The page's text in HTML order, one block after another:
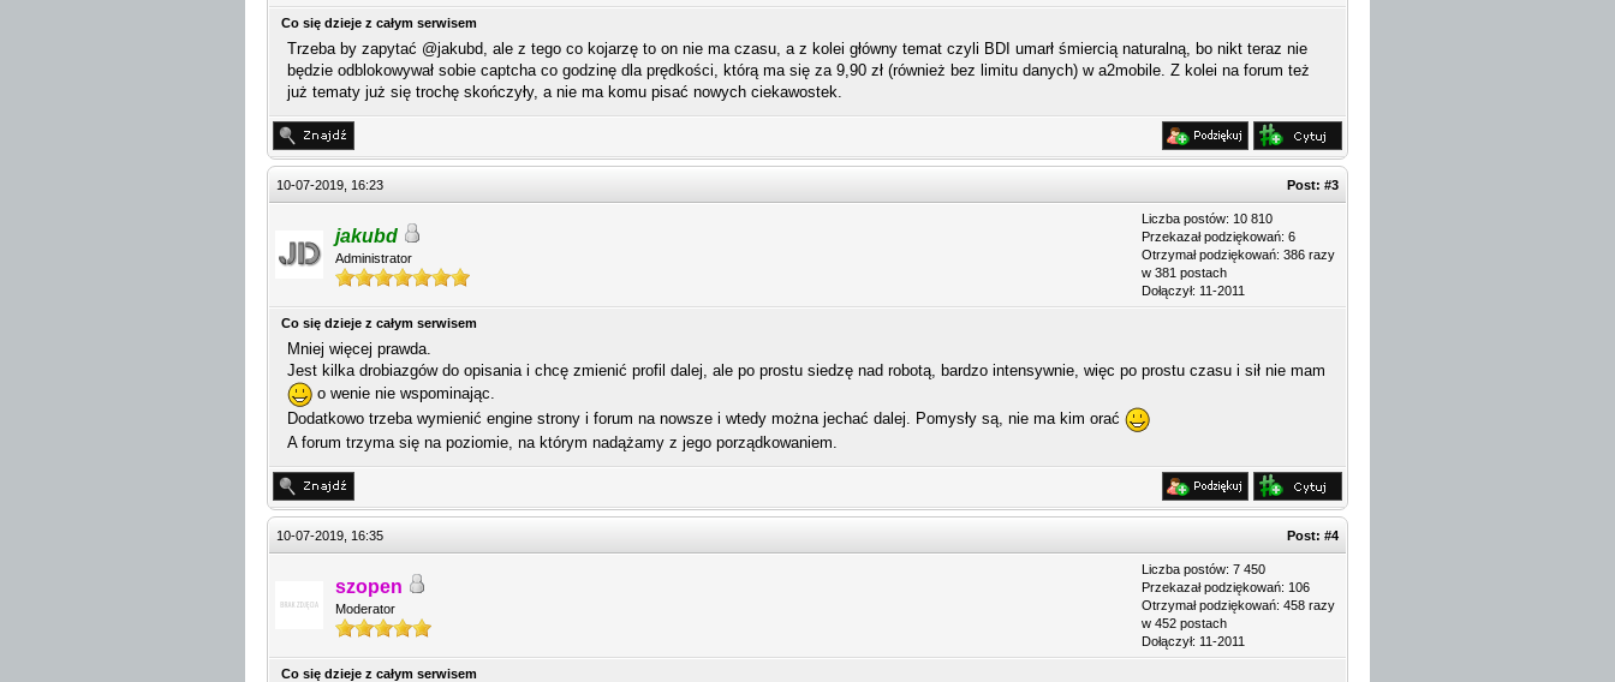
Co się dzieje z całym serwisem
Trzeba by zapytać @jakubd, ale z tego co kojarzę to on nie ma czasu, a z kolei główny temat czyli BDI umarł śmiercią naturalną, bo nikt teraz nie
będzie odblokowywał sobie captcha co godzinę dla prędkości, którą ma się za 9,90 zł (również bez limitu danych) w a2mobile. Z kolei na forum też
już tematy już się trochę skończyły, a nie ma komu pisać nowych ciekawostek.
10-07-2019, 16:23 Post: #3
jakubd
Administrator
Liczba postów: 10 810
Przekazał podziękowań: 6
Otrzymał podziękowań: 386 razy
w 381 postach
Dołączył: 11-2011
Co się dzieje z całym serwisem
Mniej więcej prawda.
Jest kilka drobiazgów do opisania i chcę zmienić profil dalej, ale po prostu siedzę nad robotą, bardzo intensywnie, więc po prostu czasu i sił nie mam
o wenie nie wspominając.
Dodatkowo trzeba wymienić engine strony i forum na nowsze i wtedy można jechać dalej. Pomysły są, nie ma kim orać
A forum trzyma się na poziomie, na którym nadążamy z jego porządkowaniem.
10-07-2019, 16:35 Post: #4
szopen
Moderator
Liczba postów: 7 450
Przekazał podziękowań: 106
Otrzymał podziękowań: 458 razy
w 452 postach
Dołączył: 11-2011
Co się dzieje z całym serwisem